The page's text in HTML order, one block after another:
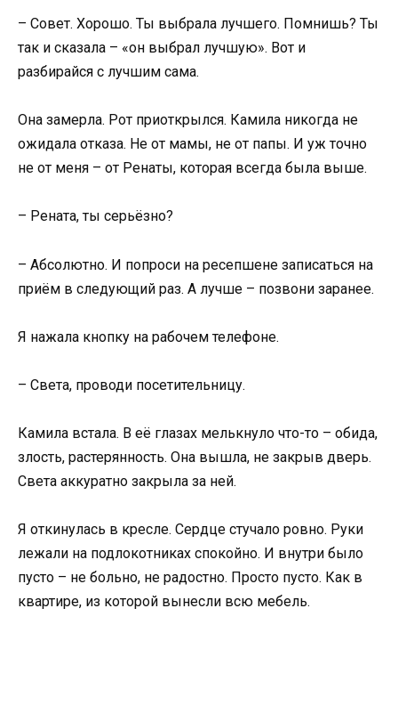
– Совет. Хорошо. Ты выбрала лучшего. Помнишь? Ты
так и сказала – «он выбрал лучшую». Вот и
разбирайся с лучшим сама.
Она замерла. Рот приоткрылся. Камила никогда не
ожидала отказа. Не от мамы, не от папы. И уж точно
не от меня – от Ренаты, которая всегда была выше.
– Рената, ты серьёзно?
– Абсолютно. И попроси на ресепшене записаться на
приём в следующий раз. А лучше – позвони заранее.
Я нажала кнопку на рабочем телефоне.
– Света, проводи посетительницу.
Камила встала. В её глазах мелькнуло что-то – обида,
злость, растерянность. Она вышла, не закрыв дверь.
Света аккуратно закрыла за ней.
Я откинулась в кресле. Сердце стучало ровно. Руки
лежали на подлокотниках спокойно. И внутри было
пусто – не больно, не радостно. Просто пусто. Как в
квартире, из которой вынесли всю мебель.